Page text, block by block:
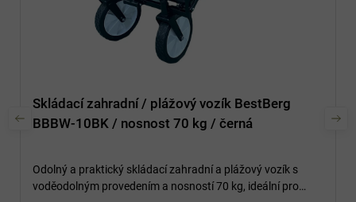
Skládací zahradní / plážový vozík BestBerg
BBBW-10BK / nosnost 70 kg / černá
Odolný a praktický skládací zahradní a plážový vozík s
voděodolným provedením a nosností 70 kg, ideální pro